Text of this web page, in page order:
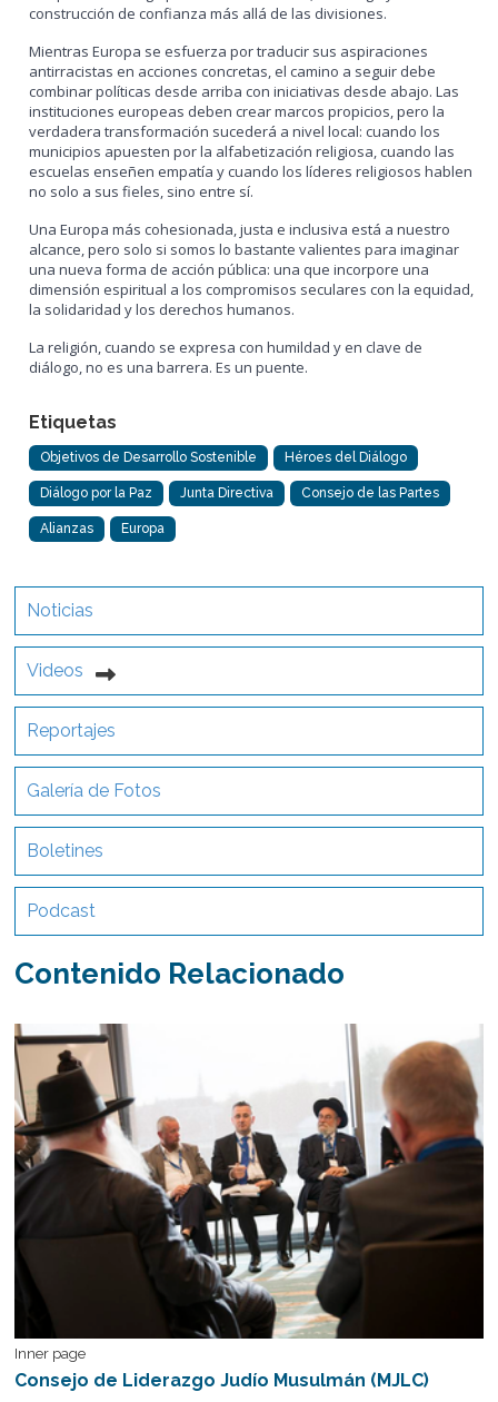
construcción de confianza más allá de las divisiones.
Mientras Europa se esfuerza por traducir sus aspiraciones
antirracistas en acciones concretas, el camino a seguir debe
combinar políticas desde arriba con iniciativas desde abajo. Las
instituciones europeas deben crear marcos propicios, pero la
verdadera transformación sucederá a nivel local: cuando los
municipios apuesten por la alfabetización religiosa, cuando las
escuelas enseñen empatía y cuando los líderes religiosos hablen
no solo a sus fieles, sino entre sí.
Una Europa más cohesionada, justa e inclusiva está a nuestro
alcance, pero solo si somos lo bastante valientes para imaginar
una nueva forma de acción pública: una que incorpore una
dimensión espiritual a los compromisos seculares con la equidad,
la solidaridad y los derechos humanos.
La religión, cuando se expresa con humildad y en clave de
diálogo, no es una barrera. Es un puente.
Etiquetas
Objetivos de Desarrollo Sostenible Héroes del Diálogo
Diálogo por la Paz Junta Directiva Consejo de las Partes
Alianzas Europa
Noticias
Videos
Reportajes
Galería de Fotos
Boletines
Podcast
Contenido Relacionado
Inner page
Consejo de Liderazgo Judío Musulmán (MJLC)